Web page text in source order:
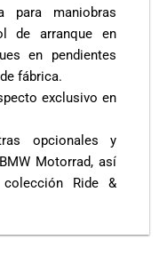
para maniobras
de arranque en
en pendientes
fábrica.
exclusivo en
opcionales y
Motorrad, así
Ride &